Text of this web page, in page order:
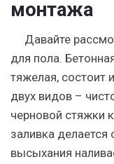
монтажа
Давайте
для пола.
тяжелая, состоит
двух видов –
черновой стяжки
заливка
высыхания